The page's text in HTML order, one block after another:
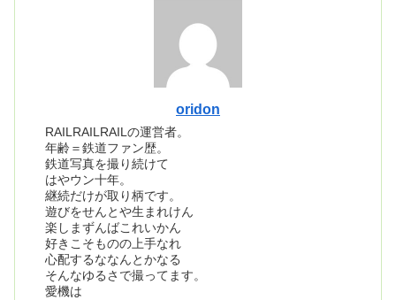
oridon
RAILRAILRAILの運営者。
年齢＝鉄道ファン歴。
鉄道写真を撮り続けて
はやウン十年。
継続だけが取り柄です。
遊びをせんとや生まれけん
楽しまずんばこれいかん
好きこそものの上手なれ
心配するななんとかなる
そんなゆるさで撮ってます。
愛機は